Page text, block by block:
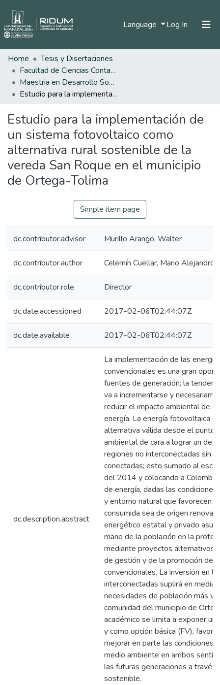
Language Log In (current)
Statistics
Home
Tesis y Disertaciones
Facultad de Ciencias Contables Económicas y Administrativas
Maestria en Desarrollo Sostenible y Medio Ambiente
Estudio para la implementación de un sistema fotovoltaico como alternativa rural sostenible de la vereda San Roque en el municipio de Ortega-Tolima
Estudio para la implementación de
un sistema fotovoltaico como
alternativa rural sostenible de la
vereda San Roque en el municipio
de Ortega-Tolima
Simple item page
dc.contributor.advisor Murillo Arango, Walter
dc.contributor.author Celemín Cuellar, Mario Alejandro
dc.contributor.role Director
dc.date.accessioned 2017-02-06T02:44:07Z
dc.date.available 2017-02-06T02:44:07Z
dc.description.abstract
La implementación de las
convencionales es una gran
fuentes de generación; la
va a incrementarse y
reducir el impacto ambiental de
energía. La energía fotovoltaica
alternativa válida desde el punto
ambiental de cara a lograr un
regiones no interconectadas sin
conectadas; esto sumado al
del 2014 y colocando a
de energía, dadas las
y entorno natural que favorecen
consumida sea de origen
energético estatal y privado
mano de la población en la
mediante proyectos alternativos,
de gestión y de la promoción de
convencionales. La inversión en
interconectadas suplirá en
necesidades de población más
comunidad del municipio de
académico se limita a exponer
y como opción básica (FV),
mejorar en parte las condiciones
medio ambiente en ambos
las futuras generaciones a través
sostenible.